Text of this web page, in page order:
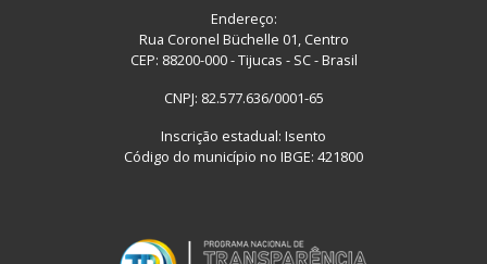
Endereço:
Rua Coronel Büchelle 01, Centro
CEP: 88200-000 - Tijucas - SC - Brasil
CNPJ: 82.577.636/0001-65
Inscrição estadual: Isento
Código do município no IBGE: 421800